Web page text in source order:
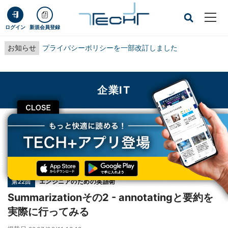
ログイン 新規会員登録
お知らせ プライバシーポリシーを一部改訂しました
CLOSE
企業IT
TECH+
企業IT
Summarizationその2 - annotatingと要約を実際に行ってみる
第22回 エンジニアのための英語術
Summarizationその2 - annotatingと要約を
実際に行ってみる